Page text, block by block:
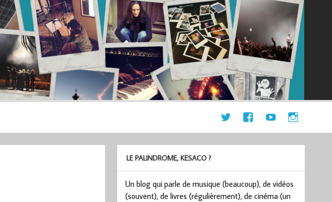
LE PALINDROME, KESACO ?
Un blog qui parle de musique (beaucoup), de vidéos
(souvent), de livres (régulièrement), de cinéma (un